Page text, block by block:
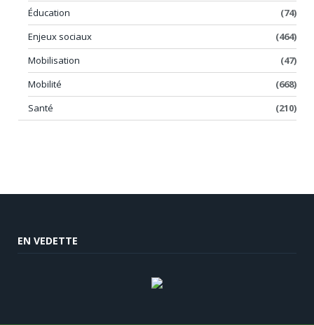
Éducation
(74)
Enjeux sociaux
(464)
Mobilisation
(47)
Mobilité
(668)
Santé
(210)
EN VEDETTE